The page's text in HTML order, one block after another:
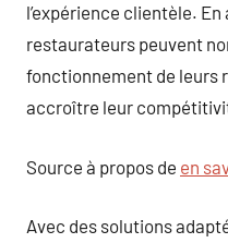
l’expérience clientèle.
restaurateurs peuvent
fonctionnement de leurs
accroître leur
Source à propos de en
Avec des solutions